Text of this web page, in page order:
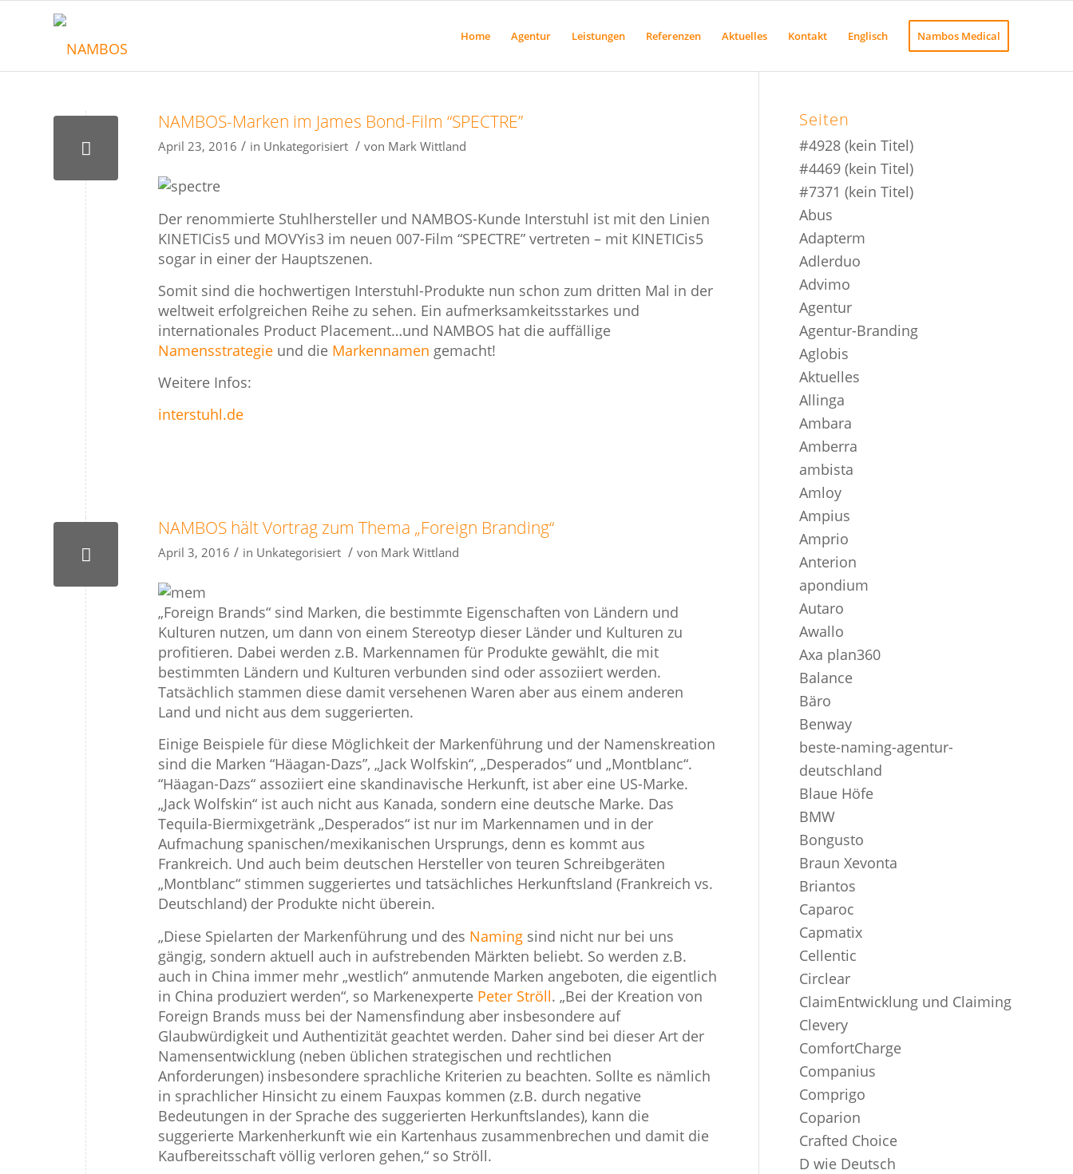
Home Agentur Leistungen Referenzen Aktuelles Kontakt Englisch Nambos Medical
NAMBOS-Marken im James Bond-Film “SPECTRE”
April 23, 2016 / in Unkategorisiert / von Mark Wittland
Der renommierte Stuhlhersteller und NAMBOS-Kunde Interstuhl ist mit den Linien
KINETICis5 und MOVYis3 im neuen 007-Film “SPECTRE” vertreten – mit KINETICis5
sogar in einer der Hauptszenen.
Somit sind die hochwertigen Interstuhl-Produkte nun schon zum dritten Mal in der
weltweit erfolgreichen Reihe zu sehen. Ein aufmerksamkeitsstarkes und
internationales Product Placement…und NAMBOS hat die auffällige
Namensstrategie und die Markennamen gemacht!
Weitere Infos:
interstuhl.de
NAMBOS hält Vortrag zum Thema „Foreign Branding“
April 3, 2016 / in Unkategorisiert / von Mark Wittland
„Foreign Brands“ sind Marken, die bestimmte Eigenschaften von Ländern und
Kulturen nutzen, um dann von einem Stereotyp dieser Länder und Kulturen zu
profitieren. Dabei werden z.B. Markennamen für Produkte gewählt, die mit
bestimmten Ländern und Kulturen verbunden sind oder assoziiert werden.
Tatsächlich stammen diese damit versehenen Waren aber aus einem anderen
Land und nicht aus dem suggerierten.
Einige Beispiele für diese Möglichkeit der Markenführung und der Namenskreation
sind die Marken “Häagan-Dazs”, „Jack Wolfskin“, „Desperados“ und „Montblanc“.
“Häagan-Dazs“ assoziiert eine skandinavische Herkunft, ist aber eine US-Marke.
„Jack Wolfskin“ ist auch nicht aus Kanada, sondern eine deutsche Marke. Das
Tequila-Biermixgetränk „Desperados“ ist nur im Markennamen und in der
Aufmachung spanischen/mexikanischen Ursprungs, denn es kommt aus
Frankreich. Und auch beim deutschen Hersteller von teuren Schreibgeräten
„Montblanc“ stimmen suggeriertes und tatsächliches Herkunftsland (Frankreich vs.
Deutschland) der Produkte nicht überein.
„Diese Spielarten der Markenführung und des Naming sind nicht nur bei uns
gängig, sondern aktuell auch in aufstrebenden Märkten beliebt. So werden z.B.
auch in China immer mehr „westlich“ anmutende Marken angeboten, die eigentlich
in China produziert werden“, so Markenexperte Peter Ströll. „Bei der Kreation von
Foreign Brands muss bei der Namensfindung aber insbesondere auf
Glaubwürdigkeit und Authentizität geachtet werden. Daher sind bei dieser Art der
Namensentwicklung (neben üblichen strategischen und rechtlichen
Anforderungen) insbesondere sprachliche Kriterien zu beachten. Sollte es nämlich
in sprachlicher Hinsicht zu einem Fauxpas kommen (z.B. durch negative
Bedeutungen in der Sprache des suggerierten Herkunftslandes), kann die
suggerierte Markenherkunft wie ein Kartenhaus zusammenbrechen und damit die
Kaufbereitsschaft völlig verloren gehen,“ so Ströll.
Seiten
#4928 (kein Titel)
#4469 (kein Titel)
#7371 (kein Titel)
Abus
Adapterm
Adlerduo
Advimo
Agentur
Agentur-Branding
Aglobis
Aktuelles
Allinga
Ambara
Amberra
ambista
Amloy
Ampius
Amprio
Anterion
apondium
Autaro
Awallo
Axa plan360
Balance
Bäro
Benway
beste-naming-agentur-
deutschland
Blaue Höfe
BMW
Bongusto
Braun Xevonta
Briantos
Caparoc
Capmatix
Cellentic
Circlear
ClaimEntwicklung und Claiming
Clevery
ComfortCharge
Companius
Comprigo
Coparion
Crafted Choice
D wie Deutsch